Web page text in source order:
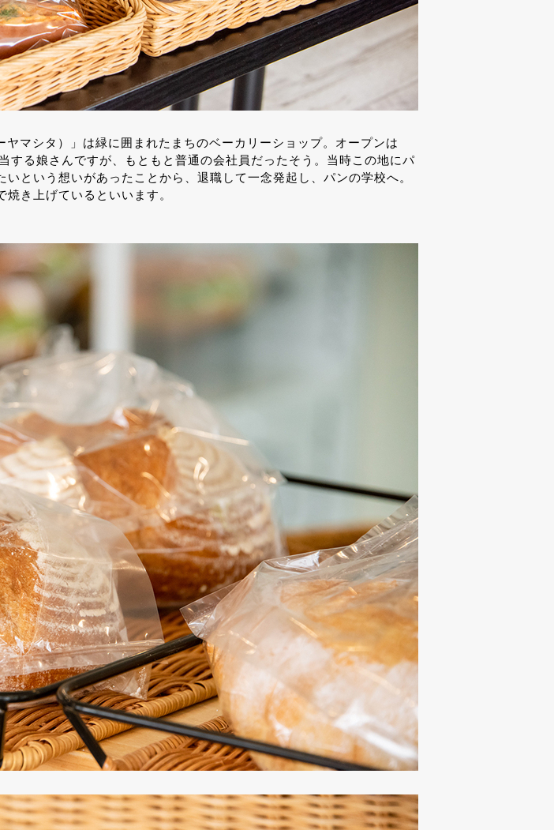
マシタ）」は緑に囲まれたまちのベーカリーショップ。オープンは
する娘さんですが、もともと普通の会社員だったそう。当時この地にパ
という想いがあったことから、退職して一念発起し、パンの学校へ。
き上げているといいます。